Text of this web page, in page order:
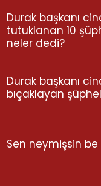
Durak başkanı
tutuklanan 10
neler dedi?
Durak başkanı
bıçaklayan
Sen neymişsin be